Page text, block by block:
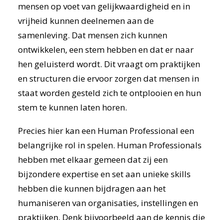
mensen op voet van gelijkwaardigheid en in
vrijheid kunnen deelnemen aan de
samenleving. Dat mensen zich kunnen
ontwikkelen, een stem hebben en dat er naar
hen geluisterd wordt. Dit vraagt om praktijken
en structuren die ervoor zorgen dat mensen in
staat worden gesteld zich te ontplooien en hun
stem te kunnen laten horen.
Precies hier kan een Human Professional een
belangrijke rol in spelen. Human Professionals
hebben met elkaar gemeen dat zij een
bijzondere expertise en set aan unieke skills
hebben die kunnen bijdragen aan het
humaniseren van organisaties, instellingen en
praktijken. Denk bijvoorbeeld aan de kennis die